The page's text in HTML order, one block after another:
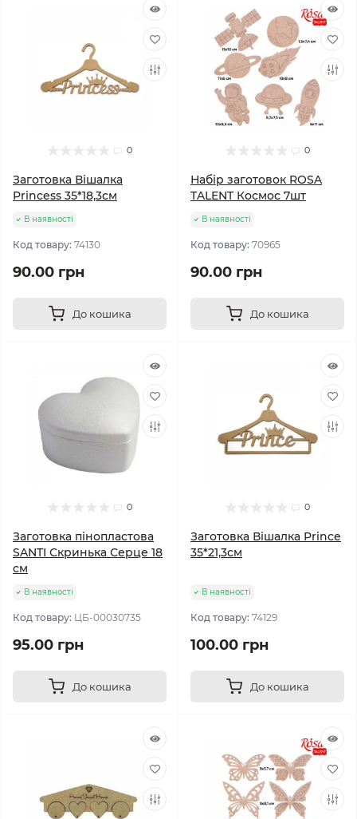
0
Заготовка Вішалка
Princess 35*18,3см
В наявності
Код товару: 74130
90.00 грн
До кошика
0
Набір заготовок ROSA
TALENT Космос 7шт
В наявності
Код товару: 70965
90.00 грн
До кошика
0
Заготовка пінопластова
SANTI Скринька Серце 18
см
В наявності
Код товару: ЦБ-00030735
95.00 грн
До кошика
0
Заготовка Вішалка Prince
35*21,3см
В наявності
Код товару: 74129
100.00 грн
До кошика